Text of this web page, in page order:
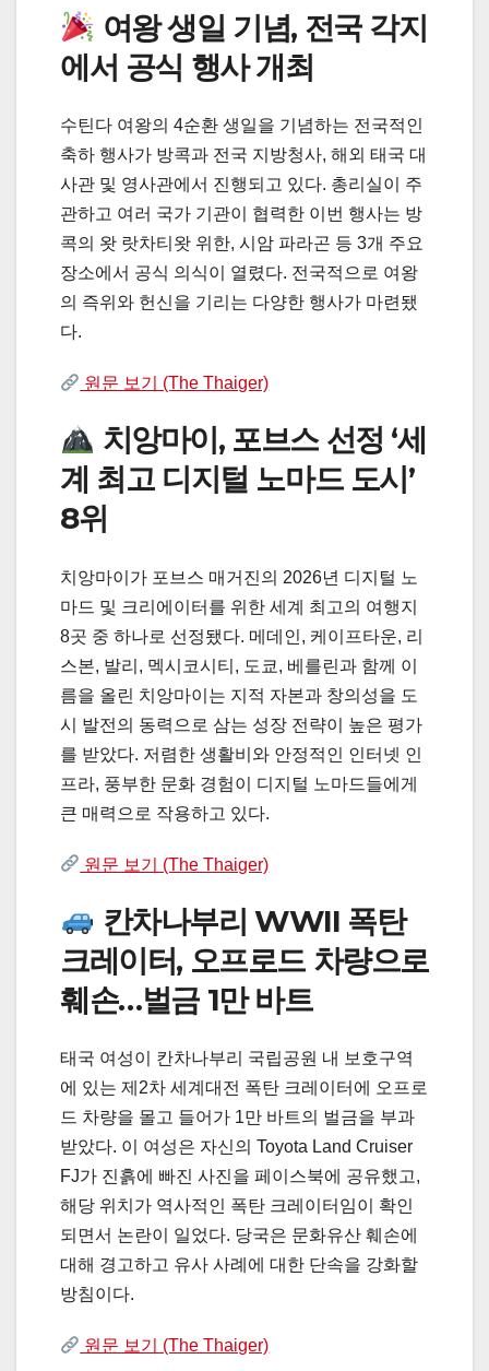
여왕 생일 기념, 전국 각지
에서 공식 행사 개최
수틴다 여왕의 4순환 생일을 기념하는 전국적인
축하 행사가 방콕과 전국 지방청사, 해외 태국 대
사관 및 영사관에서 진행되고 있다. 총리실이 주
관하고 여러 국가 기관이 협력한 이번 행사는 방
콕의 왓 랏차티왓 위한, 시암 파라곤 등 3개 주요
장소에서 공식 의식이 열렸다. 전국적으로 여왕
의 즉위와 헌신을 기리는 다양한 행사가 마련됐
다.
원문 보기 (The Thaiger)
치앙마이, 포브스 선정 ‘세
계 최고 디지털 노마드 도시’
8위
치앙마이가 포브스 매거진의 2026년 디지털 노
마드 및 크리에이터를 위한 세계 최고의 여행지
8곳 중 하나로 선정됐다. 메데인, 케이프타운, 리
스본, 발리, 멕시코시티, 도쿄, 베를린과 함께 이
름을 올린 치앙마이는 지적 자본과 창의성을 도
시 발전의 동력으로 삼는 성장 전략이 높은 평가
를 받았다. 저렴한 생활비와 안정적인 인터넷 인
프라, 풍부한 문화 경험이 디지털 노마드들에게
큰 매력으로 작용하고 있다.
원문 보기 (The Thaiger)
칸차나부리 WWII 폭탄
크레이터, 오프로드 차량으로
훼손…벌금 1만 바트
태국 여성이 칸차나부리 국립공원 내 보호구역
에 있는 제2차 세계대전 폭탄 크레이터에 오프로
드 차량을 몰고 들어가 1만 바트의 벌금을 부과
받았다. 이 여성은 자신의 Toyota Land Cruiser
FJ가 진흙에 빠진 사진을 페이스북에 공유했고,
해당 위치가 역사적인 폭탄 크레이터임이 확인
되면서 논란이 일었다. 당국은 문화유산 훼손에
대해 경고하고 유사 사례에 대한 단속을 강화할
방침이다.
원문 보기 (The Thaiger)